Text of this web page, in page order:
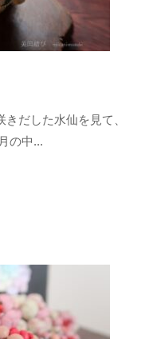
だした水仙を見て、
の中...